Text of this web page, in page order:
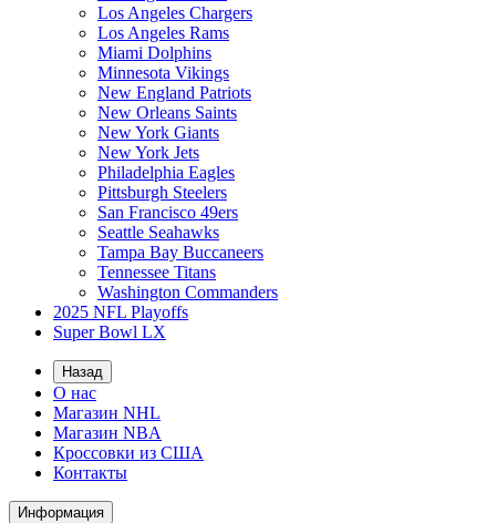
Los Angeles Chargers
Los Angeles Rams
Miami Dolphins
Minnesota Vikings
New England Patriots
New Orleans Saints
New York Giants
New York Jets
Philadelphia Eagles
Pittsburgh Steelers
San Francisco 49ers
Seattle Seahawks
Tampa Bay Buccaneers
Tennessee Titans
Washington Commanders
2025 NFL Playoffs
Super Bowl LX
Назад
О нас
Магазин NHL
Магазин NBA
Кроссовки из США
Контакты
Информация